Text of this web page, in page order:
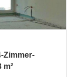
Zimmer-